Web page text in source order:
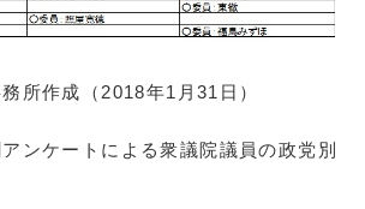
所作成（2018年1月31日）
ケートによる衆議院議員の政党別